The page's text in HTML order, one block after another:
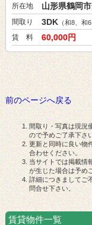
所在地 山形県鶴岡
間取り 3DK （和8、和
賃 料 60,000円
前のページへ戻る
間取り・写真は現況
ので予めご了承下さ
更新と同時に良い物
合わせください。
当サイトでは掲載情
が生じた場合は予め
詳細につきましてご
問合せ下さい。
賃貸物件一覧